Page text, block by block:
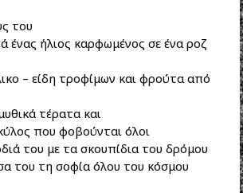
του
ένας ήλιος καρφωμένος σε ένα ροζ
– είδη τροφίμων και φρούτα από
τέρατα και
που φοβούνται όλοι
του με τα σκουπίδια του δρόμου
του τη σοφία όλου του κόσμου